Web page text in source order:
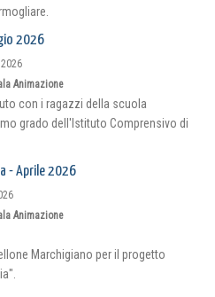
2026
Animazione
con i ragazzi della scuola
grado dell'Istituto Comprensivo di
- Aprile 2026
Animazione
Marchigiano per il progetto